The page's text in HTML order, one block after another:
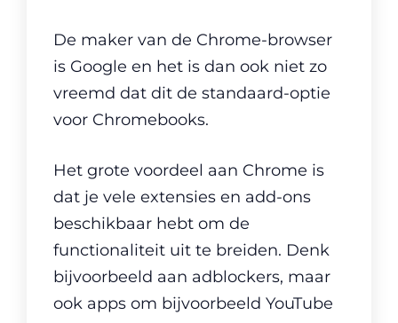
De maker van de Chrome-browser
is Google en het is dan ook niet zo
vreemd dat dit de standaard-optie
voor Chromebooks.
Het grote voordeel aan Chrome is
dat je vele extensies en add-ons
beschikbaar hebt om de
functionaliteit uit te breiden. Denk
bijvoorbeeld aan adblockers, maar
ook apps om bijvoorbeeld YouTube